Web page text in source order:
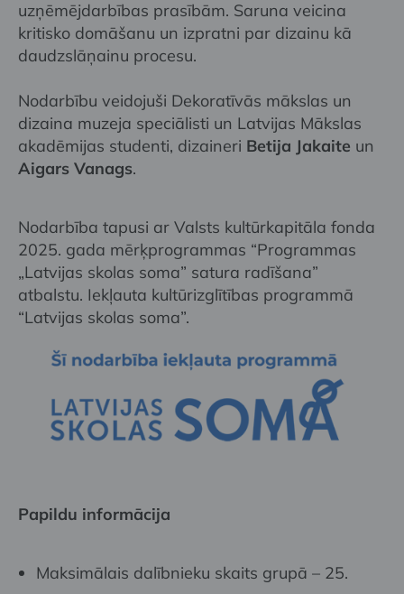
uzņēmējdarbības prasībām. Saruna veicina
kritisko domāšanu un izpratni par dizainu kā
daudzslāņainu procesu.
Nodarbību veidojuši Dekoratīvās mākslas un
dizaina muzeja speciālisti un Latvijas Mākslas
akadēmijas studenti, dizaineri Betija Jakaite un
Aigars Vanags.
Nodarbība tapusi ar Valsts kultūrkapitāla fonda
2025. gada mērķprogrammas “Programmas
„Latvijas skolas soma” satura radīšana”
atbalstu. Iekļauta kultūrizglītības programmā
“Latvijas skolas soma”.
Papildu informācija
Maksimālais dalībnieku skaits grupā – 25.